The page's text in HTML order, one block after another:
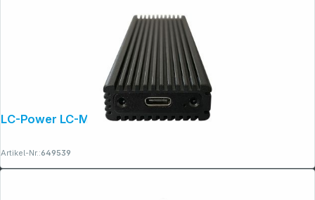
LC-Power LC-M2-C-MULTI
Artikel-Nr.:649539